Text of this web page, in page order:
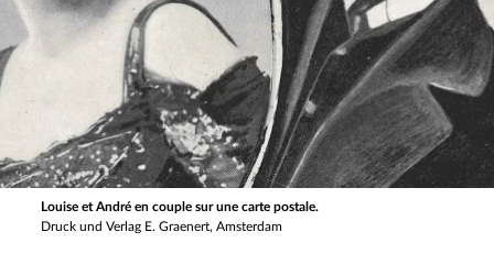
Louise et André en couple sur une carte postale.
Druck und Verlag E. Graenert, Amsterdam